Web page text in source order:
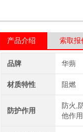
产品介绍 索取报
品牌 华蒴
材质特性 阻燃
防护作用
防火,
他作用